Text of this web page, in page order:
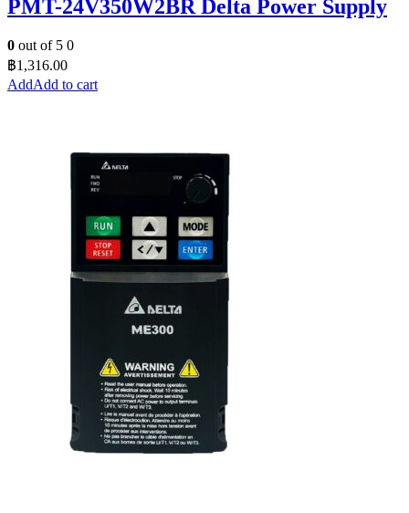
PMT-24V350W2BR Delta Power Supply
0 out of 5 0
฿1,316.00
Add to cart